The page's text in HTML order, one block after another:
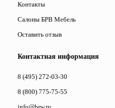
Контакты
Салоны БРВ Мебель
Оставить отзыв
Контактная информация
8 (495) 272-03-30
8 (800) 775-75-55